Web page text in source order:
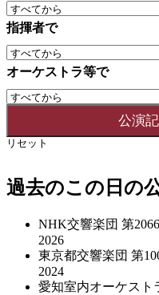
指揮者で
オーケストラ等で
リセット
過去のこの日の
NHK交響楽団 第
2026
東京都交響楽団 第
2024
愛知室内オーケスト